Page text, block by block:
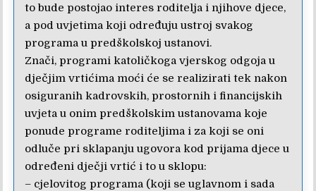
to bude postojao interes roditelja i njihove djece,
a pod uvjetima koji određuju ustroj svakog
programa u predškolskoj ustanovi.
Znači, programi katoličkoga vjerskog odgoja u
dječjim vrtićima moći će se realizirati tek nakon
osiguranih kadrovskih, prostornih i financijskih
uvjeta u onim predškolskim ustanovama koje
ponude programe roditeljima i za koji se oni
odluče pri sklapanju ugovora kod prijama djece u
određeni dječji vrtić i to u sklopu:
– cjelovitog programa (koji se uglavnom i sada